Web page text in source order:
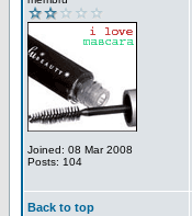
Joined: 08 Mar 2008
Posts: 104
Back to top